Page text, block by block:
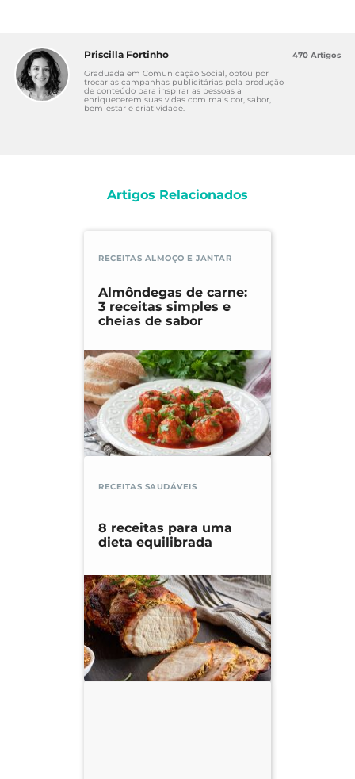
Priscilla Fortinho
Graduada em Comunicação Social, optou por
trocar as campanhas publicitárias pela produção
de conteúdo para inspirar as pessoas a
enriquecerem suas vidas com mais cor, sabor,
bem-estar e criatividade.
470 Artigos
Artigos Relacionados
RECEITAS ALMOÇO E JANTAR
Almôndegas de carne:
3 receitas simples e
cheias de sabor
RECEITAS SAUDÁVEIS
8 receitas para uma
dieta equilibrada